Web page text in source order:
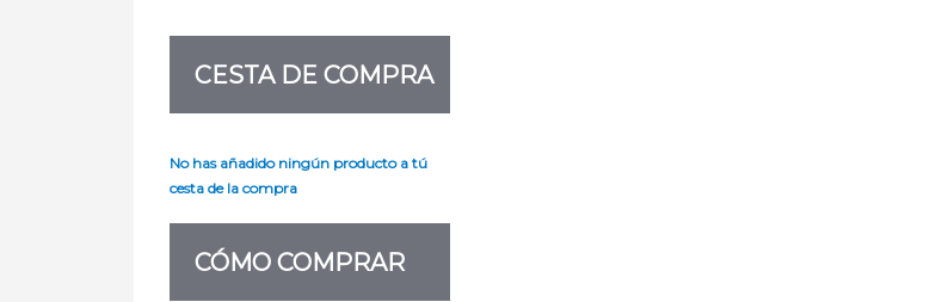
CESTA DE COMPRA
No has añadido ningún producto a tú
cesta de la compra
CÓMO COMPRAR